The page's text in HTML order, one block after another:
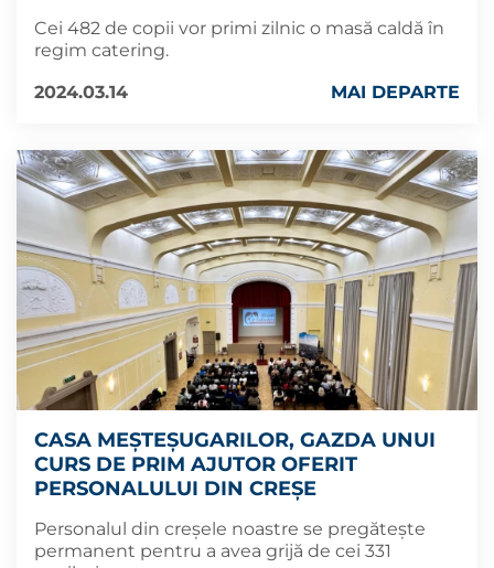
Cei 482 de copii vor primi zilnic o masă caldă în
regim catering.
2024.03.14
MAI DEPARTE
CASA MEȘTEȘUGARILOR, GAZDA UNUI
CURS DE PRIM AJUTOR OFERIT
PERSONALULUI DIN CREȘE
Personalul din creșele noastre se pregătește
permanent pentru a avea grijă de cei 331